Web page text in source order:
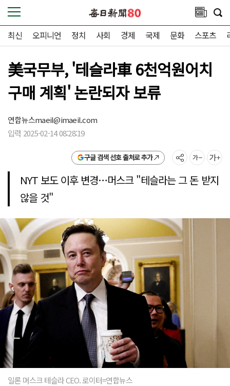
최신 오피니언 정치 사회 경제 국제 문화 스포츠
美국무부, '테슬라車 6천억원어치
구매 계획' 논란되자 보류
연합뉴스maeil@imaeil.com
입력 2025-02-14 08:28:19
구글 검색 선호 출처로 추가
NYT 보도 이후 변경…머스크 "테슬라는 그 돈 받지
않을 것"
일론 머스크 테슬라 CEO. 로이터=연합뉴스